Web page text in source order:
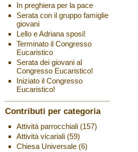
In preghiera per la pace
Serata con il gruppo famiglie
giovani
Lello e Adriana sposi!
Terminato il Congresso
Eucaristico
Serata dei giovani al
Congresso Eucaristico!
Iniziato il Congresso
Eucaristico!
Contributi per categoria
Attività parrocchiali(157)
Attività vicariali(59)
Chiesa Universale(6)